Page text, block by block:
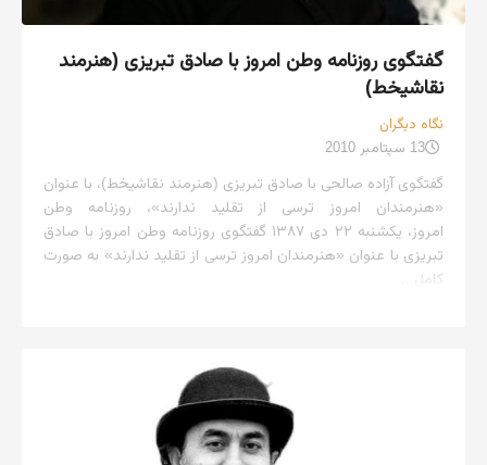
گفتگو‌ی روزنامه وطن‌ امروز با صادق تبریزی (هنرمند
نقاشیخط)
نگاه دیگران
13 سپتامبر 2010
گفتگو‌ی آزاده صالحی با صادق تبریزی (هنرمند نقاشیخط)، با عنوان
«هنرمندان امروز ترسی از تقلید ندارند»، روزنامه وطن‌
امروز، یکشنبه ۲۲ دی ۱۳۸۷ گفتگوی روزنامه وطن‌ امروز با صادق
تبریزی با عنوان «هنرمندان امروز ترسی از تقلید ندارند» به صورت
کامل...